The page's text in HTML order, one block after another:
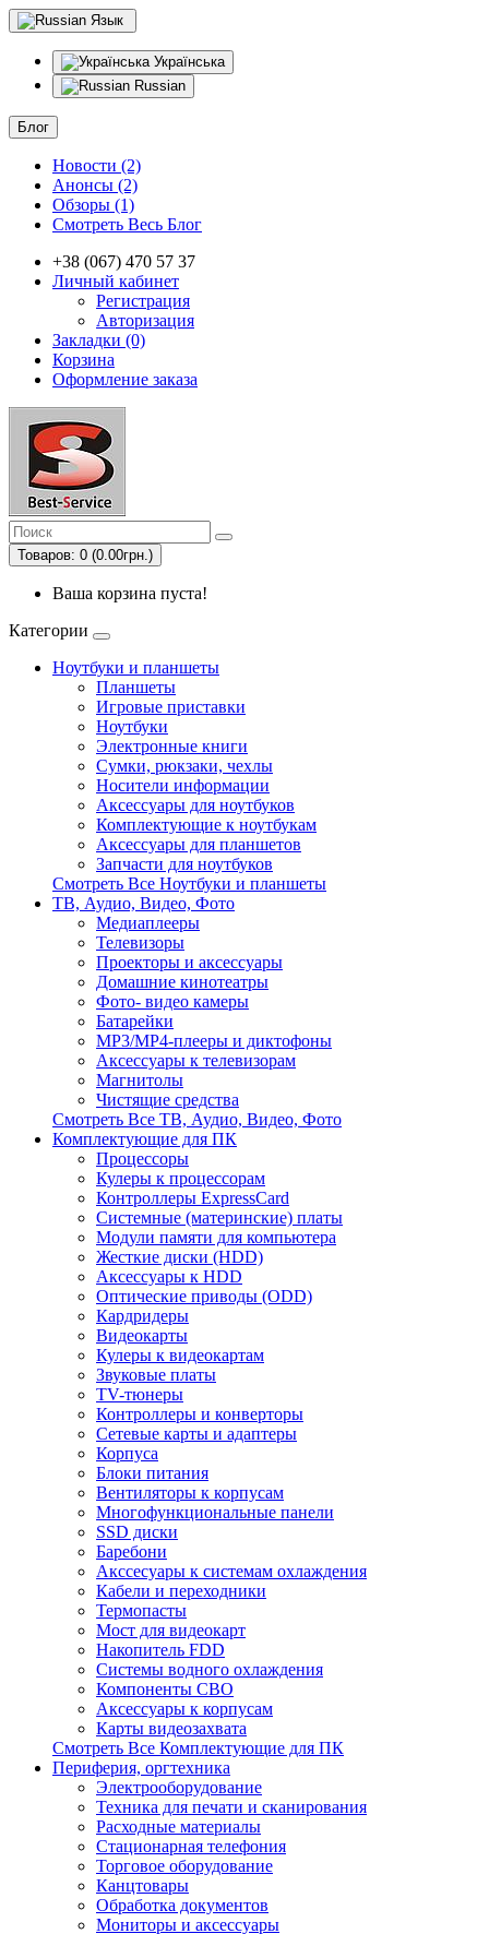
Язык
Українська
Russian
Блог
Новости (2)
Анонсы (2)
Обзоры (1)
Смотреть Весь Блог
+38 (067) 470 57 37
Личный кабинет
Регистрация
Авторизация
Закладки (0)
Корзина
Оформление заказа
Товаров: 0 (0.00грн.)
Ваша корзина пуста!
Категории
Ноутбуки и планшеты
Планшеты
Игровые приставки
Ноутбуки
Электронные книги
Сумки, рюкзаки, чехлы
Носители информации
Аксессуары для ноутбуков
Комплектующие к ноутбукам
Аксессуары для планшетов
Запчасти для ноутбуков
Смотреть Все Ноутбуки и планшеты
ТВ, Аудио, Видео, Фото
Медиаплееры
Телевизоры
Проекторы и аксессуары
Домашние кинотеатры
Фото- видео камеры
Батарейки
MP3/MP4-плееры и диктофоны
Аксессуары к телевизорам
Магнитолы
Чистящие средства
Смотреть Все ТВ, Аудио, Видео, Фото
Комплектующие для ПК
Процессоры
Кулеры к процессорам
Контроллеры ExpressCard
Системные (материнские) платы
Модули памяти для компьютера
Жесткие диски (HDD)
Аксессуары к HDD
Оптические приводы (ODD)
Кардридеры
Видеокарты
Кулеры к видеокартам
Звуковые платы
TV-тюнеры
Контроллеры и конверторы
Сетевые карты и адаптеры
Корпуса
Блоки питания
Вентиляторы к корпусам
Многофункциональные панели
SSD диски
Баребони
Акссесуары к системам охлаждения
Кабели и переходники
Термопасты
Мост для видеокарт
Накопитель FDD
Системы водного охлаждения
Компоненты СВО
Аксессуары к корпусам
Карты видеозахвата
Смотреть Все Комплектующие для ПК
Периферия, оргтехника
Электрооборудование
Техника для печати и сканирования
Расходные материалы
Стационарная телефония
Торговое оборудование
Канцтовары
Обработка документов
Мониторы и аксессуары